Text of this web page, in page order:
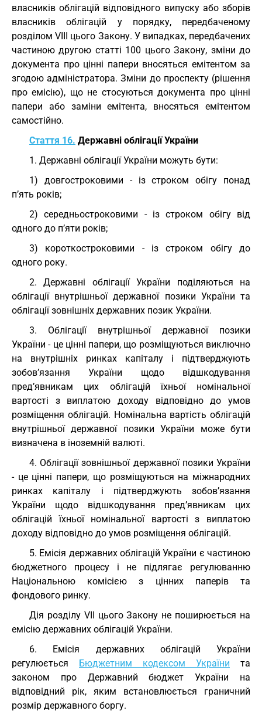
власників облігацій відповідного випуску або зборів
власників облігацій у порядку, передбаченому
розділом VIII цього Закону. У випадках, передбачених
частиною другою статті 100 цього Закону, зміни до
документа про цінні папери вносяться емітентом за
згодою адміністратора. Зміни до проспекту (рішення
про емісію), що не стосуються документа про цінні
папери або заміни емітента, вносяться емітентом
самостійно.
Стаття 16. Державні облігації України
1. Державні облігації України можуть бути:
1) довгостроковими - із строком обігу понад
п’ять років;
2) середньостроковими - із строком обігу від
одного до п’яти років;
3) короткостроковими - із строком обігу до
одного року.
2. Державні облігації України поділяються на
облігації внутрішньої державної позики України та
облігації зовнішніх державних позик України.
3. Облігації внутрішньої державної позики
України - це цінні папери, що розміщуються виключно
на внутрішніх ринках капіталу і підтверджують
зобов’язання України щодо відшкодування
пред’явникам цих облігацій їхньої номінальної
вартості з виплатою доходу відповідно до умов
розміщення облігацій. Номінальна вартість облігацій
внутрішньої державної позики України може бути
визначена в іноземній валюті.
4. Облігації зовнішньої державної позики України
- це цінні папери, що розміщуються на міжнародних
ринках капіталу і підтверджують зобов’язання
України щодо відшкодування пред’явникам цих
облігацій їхньої номінальної вартості з виплатою
доходу відповідно до умов розміщення облігацій.
5. Емісія державних облігацій України є частиною
бюджетного процесу і не підлягає регулюванню
Національною комісією з цінних паперів та
фондового ринку.
Дія розділу VII цього Закону не поширюється на
емісію державних облігацій України.
6. Емісія державних облігацій України
регулюється Бюджетним кодексом України та
законом про Державний бюджет України на
відповідний рік, яким встановлюється граничний
розмір державного боргу.